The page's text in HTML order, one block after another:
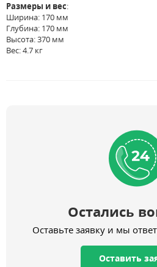
Размеры и вес:
Ширина: 170 мм
Глубина: 170 мм
Высота: 370 мм
Вес: 4.7 кг
Остались
Оставьте заявку и мы
Оставить